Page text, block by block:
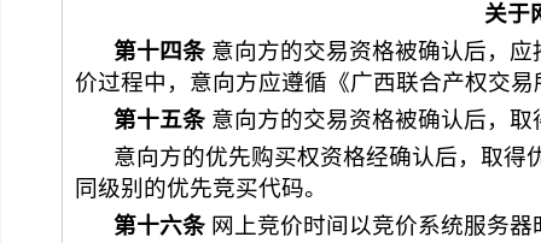
关于
第十四条 意向方的交易资格被确认后，
价过程中，意向方应遵循《广西联合产权交易
第十五条 意向方的交易资格被确认后，
意向方的优先购买权资格经确认后，取
同级别的优先竞买代码。
第十六条 网上竞价时间以竞价系统服务